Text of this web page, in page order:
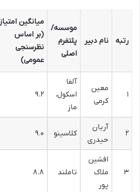
رتبه نام دبیر
موسسه/
پلتفرم
اصلی
میانگین امتیاز
(بر اساس
نظرسنجی
عمومی)
۱
معین
کرمی
آلفا
اسکول،
ماز
۹.۲
۲
آریان
حیدری
کلاسینو ۹.۰
۳
افشین
ملاک
پور
تاملند ۸.۸